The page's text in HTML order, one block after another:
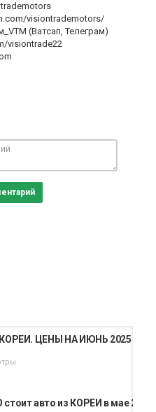
visiontrademotors/
(Ватсап, Телеграм)
visiontrade22
ЦЕНЫ НА ИЮНЬ 2025
авто из КОРЕИ в мае